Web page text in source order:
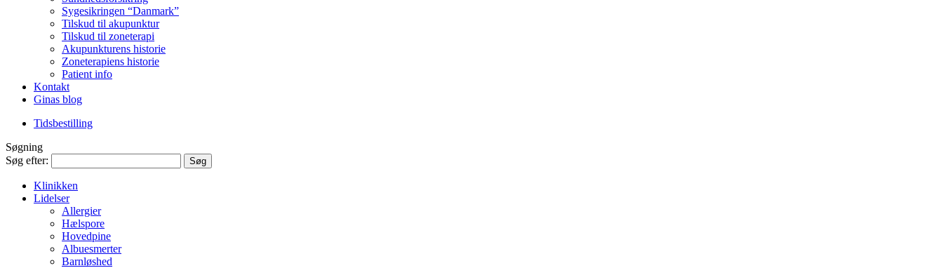
Sygesikringen “Danmark”
Tilskud til akupunktur
Tilskud til zoneterapi
Akupunkturens historie
Zoneterapiens historie
Patient info
Kontakt
Ginas blog
Tidsbestilling
Søgning
Søg efter:
Klinikken
Lidelser
Allergier
Hælspore
Hovedpine
Albuesmerter
Barnløshed